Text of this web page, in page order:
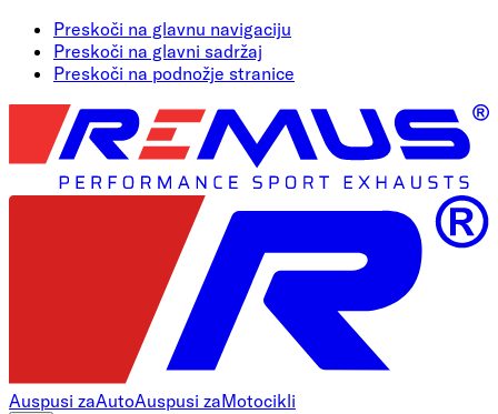
Preskoči na glavnu navigaciju
Preskoči na glavni sadržaj
Preskoči na podnožje stranice
Auspusi zaAutoAuspusi zaMotocikli